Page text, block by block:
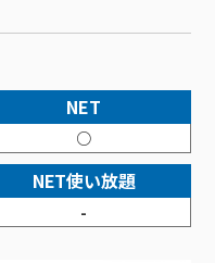
クサービス料⾦表
ラン
トップ
NET
○
NET使い放題
-